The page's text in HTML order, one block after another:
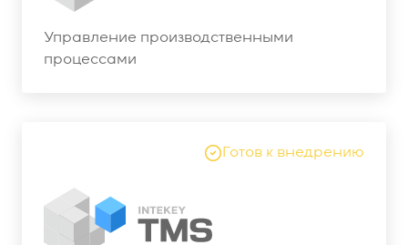
Управление производственными
процессами
Готов к внедрению